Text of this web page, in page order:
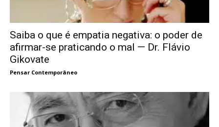
Saiba o que é empatia negativa: o poder de
afirmar-se praticando o mal — Dr. Flávio
Gikovate
Pensar Contemporâneo